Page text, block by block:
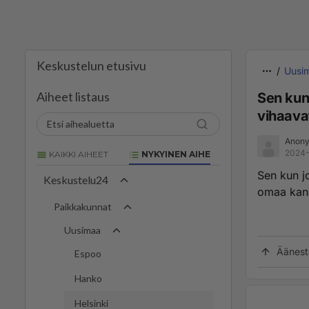
Keskustelun etusivu
Aiheet listaus
KAIKKI AIHEET NYKYINEN AIHE
Keskustelu24
Paikkakunnat
Uusimaa
Espoo
Hanko
Helsinki
Sen
Sen kun
omaa